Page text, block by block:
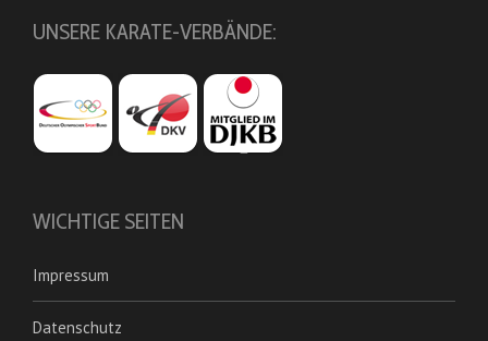
UNSERE KARATE-VERBÄNDE:
WICHTIGE SEITEN
Impressum
Datenschutz